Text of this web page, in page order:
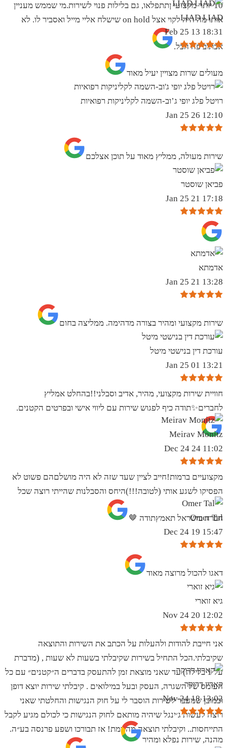
10 יותר מקצועי ןתתפלאו, גם בלילות פנוי לשירות.מי שממש מעניין
אותו מה היה לקוי אצל on hold שישלח אליי מייל ואסביר לו. לא
אכתוב פה הכל.
LIAD LIAD
18:31 13 Feb 25
מעולים שרות מצויין יעיל מאוד
רויטל פלג יופי ג’וב-השמה לקליניקות רפואיות
12:10 26 Jan 25
שירות מעולה, ממליץ מאוד על תוכן אצלכם
פביאן שוסטר
17:18 21 Jan 25
אדמתא
13:28 21 Jan 25
שירות מקצועי ומהיר בצורה מדהימה. ממליצה בחום
עורכת דין בנישטי מיטל
13:21 01 Jan 25
חוויית שירות מקצועי, מהיר, אדיב וסבלני!!בהחלט אמליץ
לחברים✨️תודה כיף לפגוש שירות עם ליווי אישי ובפרטים הקטנים.
Meirav Monitz
11:02 24 Dec 24
מקצועיים ברמות!חייב לציין שעד שזה לא היה מושלםהם פשוט לא
הפסיקו לשגע אותי (לטובה!!!)היחס והסבלנות שהייתי רוצה שכל
חברה בישראל תאמץתודה 🤎
Omer Tal
15:47 19 Dec 24
‏דאגו להכול מרוצה מאוד
גיא זוארי
12:02 20 Nov 24
אני חייבת להודות ולהעלות על הכתב את השירות והתוצאה
שקיבלתי.הכל התחיל בשירות שקיבלתי בשעות לא שעות , (מדברת
על 1 בלילה) עד שאני מוצאת זמן להתעסק בדברים ה״קטנים״ עם כל
העומס של השגרה, העסק ובעל במילואים . קיבלתי שירות יוצא דופן
וכמובן שמעבר לשירות הוסבר לי על חוק הנגישות והחלטתי שאני
רוצה לעשות ג׳ינגל שיהיה מותאם לחוק הנגישות כי לכולם מגיע לקבל
התייחסות.. וקיבלתי תוצאה מהממת! אז תבורכו ושפע פרנסה בע״ה.
קארין דרוקר
13:02 18 Nov 24
מהנה, שירות נפלא ומהיר